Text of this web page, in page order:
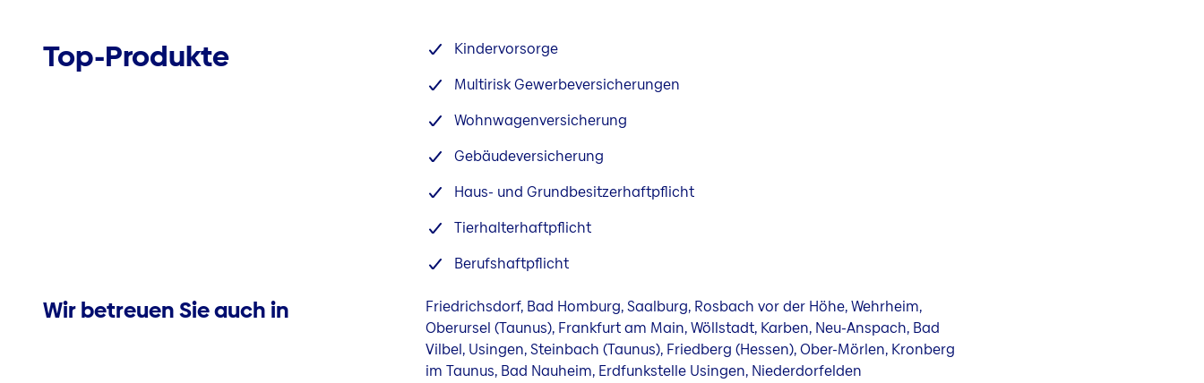
Top-Produkte
Kindervorsorge
Multirisk Gewerbeversicherungen
Wohnwagenversicherung
Gebäudeversicherung
Haus- und Grundbesitzerhaftpflicht
Tierhalterhaftpflicht
Berufshaftpflicht
Wir betreuen Sie auch in
Friedrichsdorf, Bad Homburg, Saalburg, Rosbach vor der Höhe, Wehrheim,
Oberursel (Taunus), Frankfurt am Main, Wöllstadt, Karben, Neu-Anspach, Bad
Vilbel, Usingen, Steinbach (Taunus), Friedberg (Hessen), Ober-Mörlen, Kronberg
im Taunus, Bad Nauheim, Erdfunkstelle Usingen, Niederdorfelden